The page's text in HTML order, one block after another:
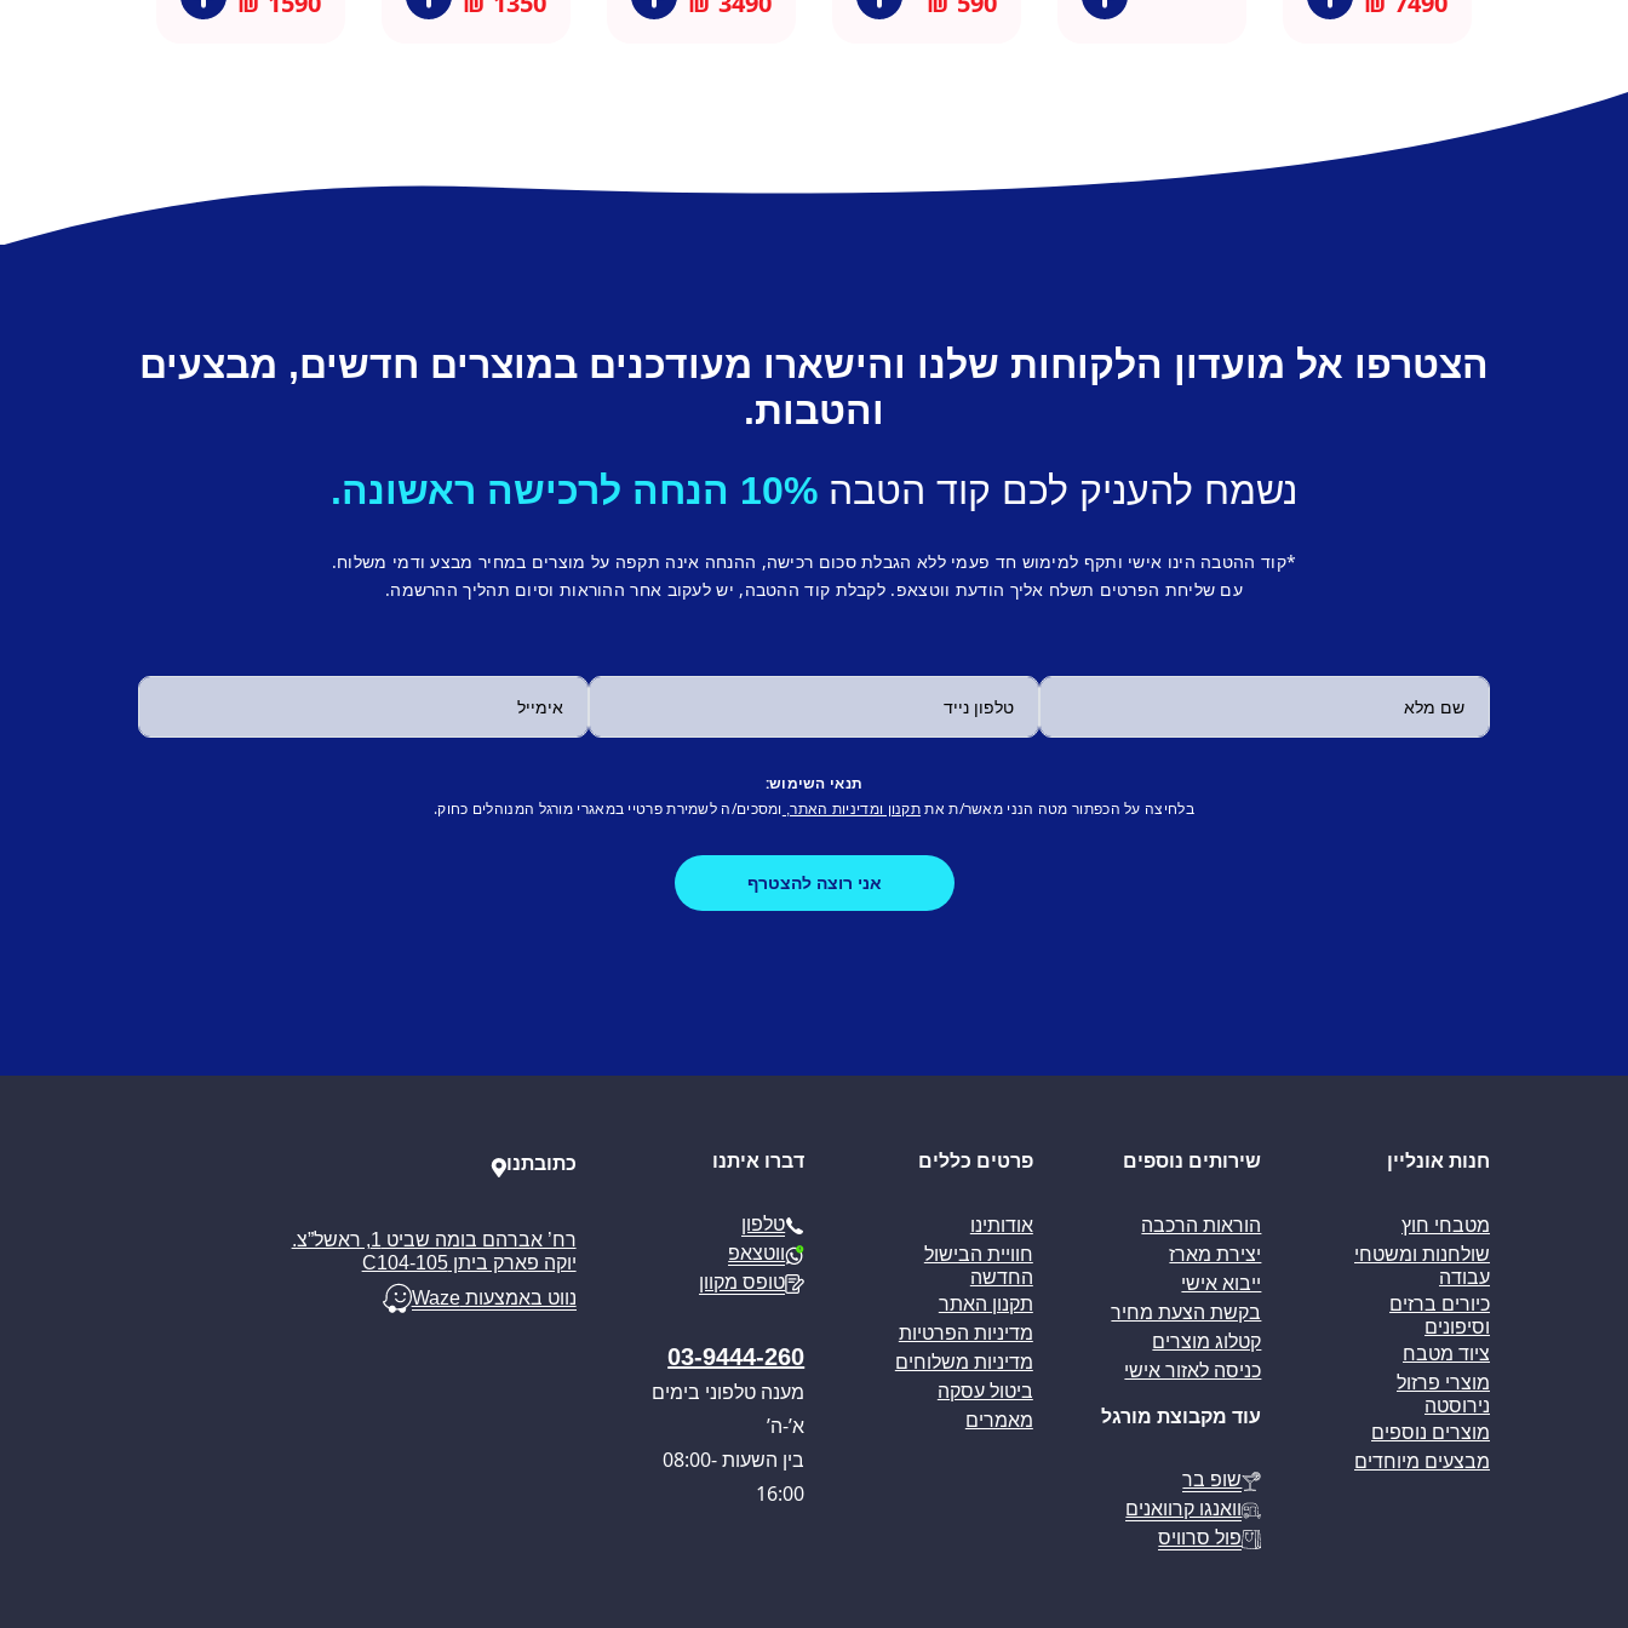
הצטרפו אל מועדון הלקוחות שלנו והישארו מעודכנים במוצרים חדשים, מבצעים
והטבות.
נשמח להעניק לכם קוד הטבה 10% הנחה לרכישה ראשונה.
*קוד ההטבה הינו אישי ותקף למימוש חד פעמי ללא הגבלת סכום רכישה, ההנחה אינה תקפה על מוצרים במחיר מבצע ודמי משלוח.
עם שליחת הפרטים תשלח אליך הודעת ווטצאפ. לקבלת קוד ההטבה, יש לעקוב אחר ההוראות וסיום תהליך ההרשמה.
תנאי השימוש:
בלחיצה על הכפתור מטה הנני מאשר/ת את תקנון ומדיניות האתר, ומסכים/ה לשמירת פרטיי במאגרי מורגל המנוהלים כחוק.
חנות אונליין
מטבחי חוץ
שולחנות ומשטחי
עבודה
כיורים ברזים
וסיפונים
ציוד מטבח
מוצרי פרזול
נירוסטה
מוצרים נוספים
מבצעים מיוחדים
שירותים נוספים
הוראות הרכבה
יצירת מארז
ייבוא אישי
בקשת הצעת מחיר
קטלוג מוצרים
כניסה לאזור אישי
עוד מקבוצת מורגל
שופ בר
וואנגו קרוואנים
פול סרוויס
פרטים כללים
אודותינו
חוויית הבישול
החדשה
תקנון האתר
מדיניות הפרטיות
מדיניות משלוחים
ביטול עסקה
מאמרים
דברו איתנו
טלפון
ווטצאפ
טופס מקוון
03-9444-260
מענה טלפוני בימים
א’-ה’
בין השעות 08:00-
16:00
כתובתנו
רח’ אברהם בומה שביט 1, ראשל”צ.
יוקה פארק ביתן C104-105
נווט באמצעות Waze